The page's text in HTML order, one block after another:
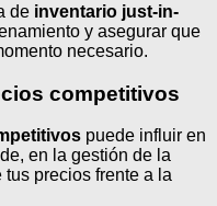
de inventario just-in-
y asegurar que
necesario.
competitivos
puede influir en
en la gestión de la
precios frente a la